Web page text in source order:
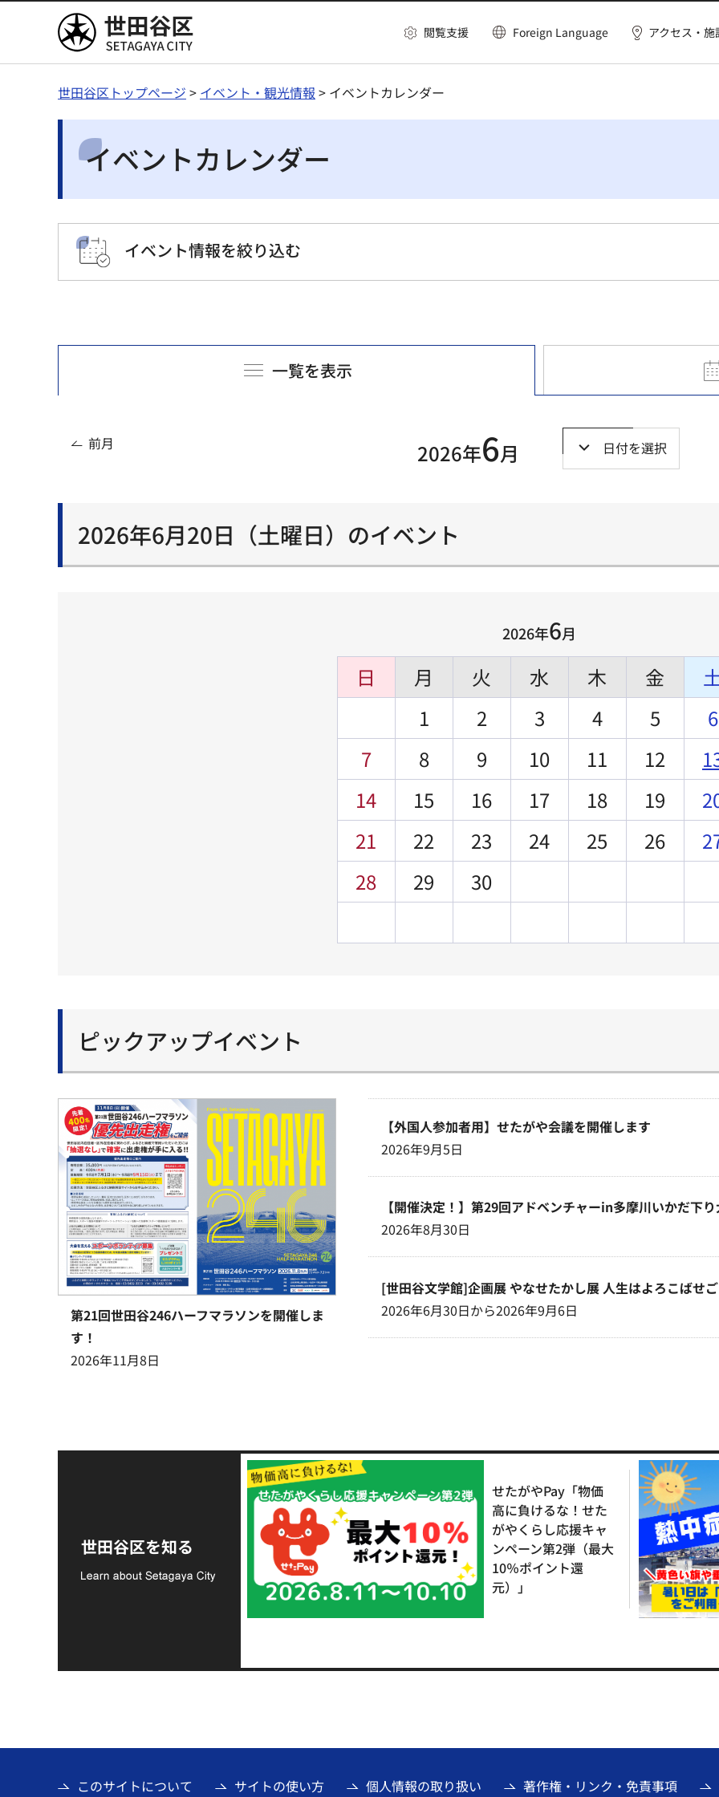
世田谷区 閲覧支援 Foreign Language アクセス・施
世田谷区トップページ > イベント・観光情報 > イベントカレンダー
イベントカレンダー
イベント情報を絞り込む
一覧を表示
前月 2026年6月 日付を選択
2026年6月20日（土曜日）のイベント
2026年6月
日 月 火 水 木 金
1
2 3 4 5
6
7
8 9 10 11 12
14
15 16 17 18 19
21
22 23 24 25 26
28
29 30
ピックアップイベント
第21回世田谷246ハーフマラソンを開催しま
す！
2026年11月8日
【外国人参加者用】せたがや会議を開催します
2026年9月5日
【開催決定！】第29回アドベンチャーin多摩川いかだ下
2026年8月30日
[世田谷文学館]企画展 やなせたかし展 人生はよろこばせ
2026年6月30日から2026年9月6日
世田谷区を知る
支援金の募集につい
て
せたがやPay「物価
高に負けるな！せた
がやくらし応援キャ
ンペーン第2弾（最大
10％ポイント還
元）」
このサイトについて サイトの使い方 個人情報の取り扱い 著作権・リンク・免責事項